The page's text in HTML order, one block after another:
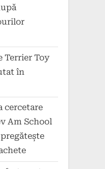
Terrier Toy
în
cercetare
Am School